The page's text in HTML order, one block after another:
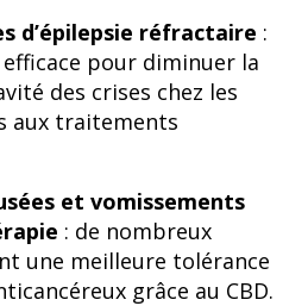
d’épilepsie réfractaire :
efficace pour diminuer la
des crises chez les
aux traitements
et vomissements
: de nombreux
une meilleure tolérance
grâce au CBD.